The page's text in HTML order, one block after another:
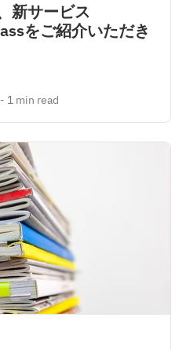
新サービス
をご紹介いただき
- 1 min read